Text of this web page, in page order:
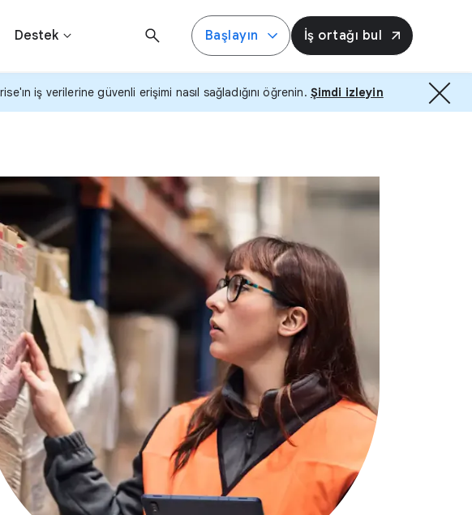
Destek Başlayın İş ortağı bul
iş verilerine güvenli erişimi nasıl sağladığını öğrenin. Şimdi izleyin